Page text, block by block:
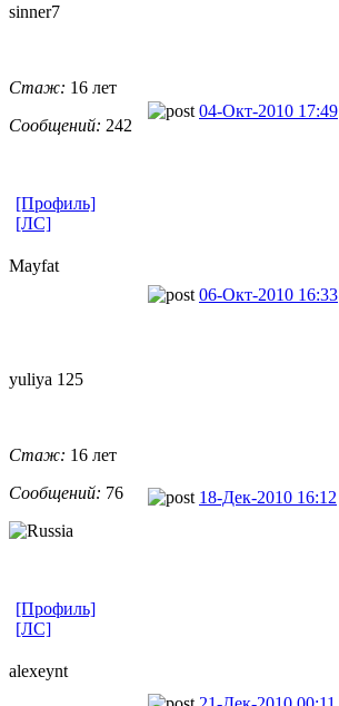
sinner7
Стаж: 16 лет
Сообщений: 242
04-Окт-2010 17:49
[Профиль]
[ЛС]
Mayfat
06-Окт-2010 16:33
yuliya 125
Стаж: 16 лет
Сообщений: 76 18-Дек-2010 16:12
[Профиль]
[ЛС]
alexeynt